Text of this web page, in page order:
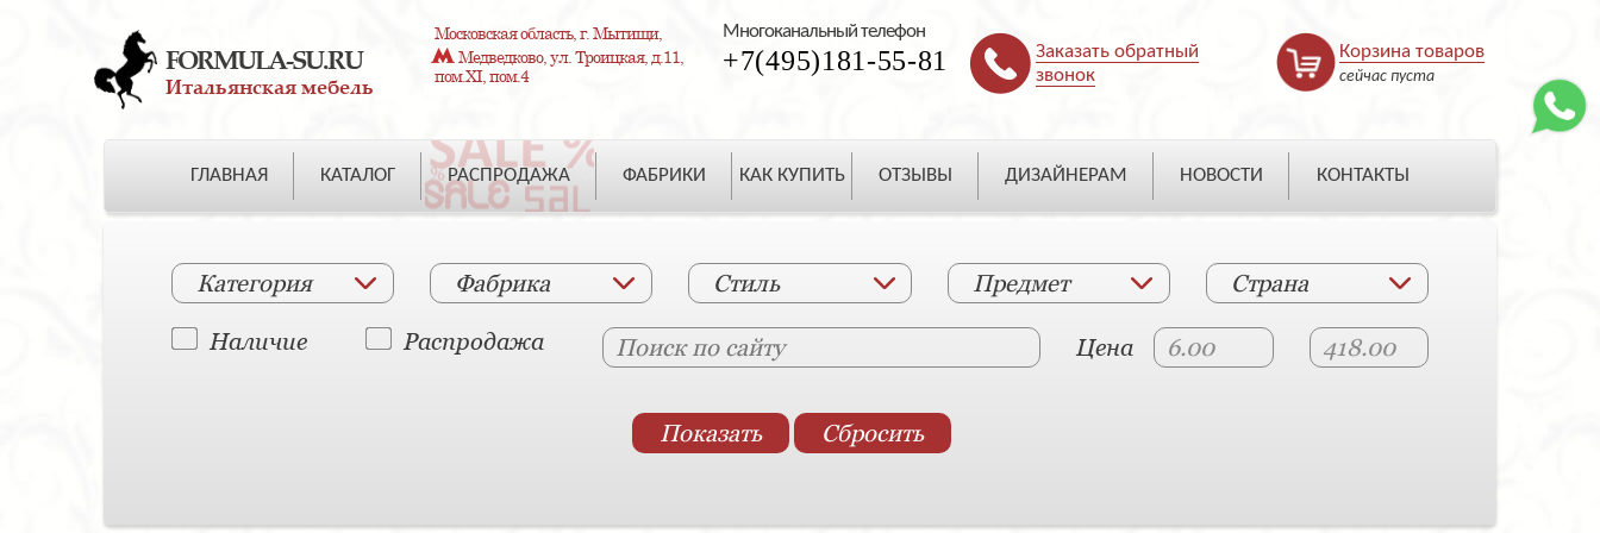
FORMULA-SU.RU
Итальянская мебель
Московская область, г. Мытищи,
Медведково, ул. Троицкая, д.11,
пом.XI, пом.4
Многоканальный телефон
+7(495)181-55-81
Заказать обратный
звонок
Корзина товаров
сейчас пуста
ГЛАВНАЯ КАТАЛОГ РАСПРОДАЖА ФАБРИКИ КАК КУПИТЬ ОТЗЫВЫ ДИЗАЙНЕРАМ НОВОСТИ КОНТАКТЫ
Категория Фабрика Стиль Предмет Страна
Наличие Распродажа Цена